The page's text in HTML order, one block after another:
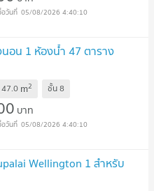
05/08/2026 4:40:10
อน 1 ห้องน้ำ 47 ตาราง
47.0 m2 ชั้น8
บาท
05/08/2026 4:40:10
Wellington 1 สำหรับ